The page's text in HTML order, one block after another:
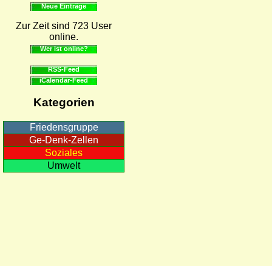
Neue Einträge
Zur Zeit sind 723 User
online.
Wer ist online?
RSS-Feed
iCalendar-Feed
Kategorien
Friedensgruppe
Ge-Denk-Zellen
Soziales
Umwelt